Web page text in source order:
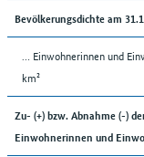
Bevölkerungsdichte am
… Einwohnerinnen und
km²
Zu- (+) bzw. Abnahme (-)
Einwohnerinnen und